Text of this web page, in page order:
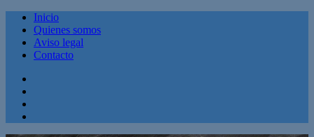
Inicio
Quienes somos
Aviso legal
Contacto